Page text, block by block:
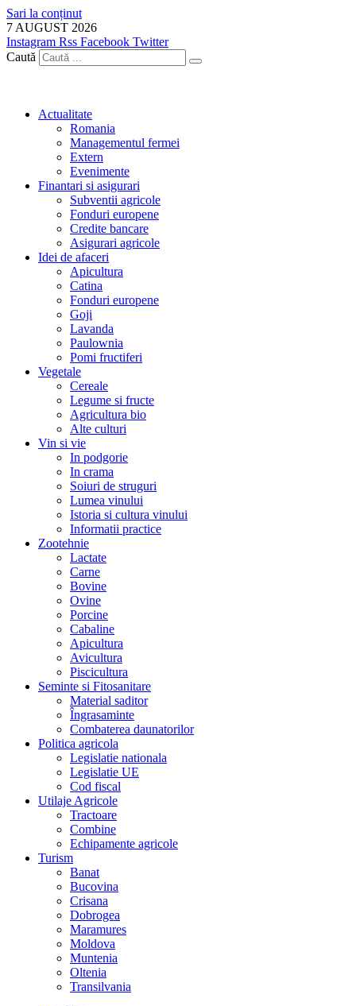
Sari la conținut
7 AUGUST 2026
Instagram Rss Facebook Twitter
Caută
Actualitate
Romania
Managementul fermei
Extern
Evenimente
Finantari si asigurari
Subventii agricole
Fonduri europene
Credite bancare
Asigurari agricole
Idei de afaceri
Apicultura
Catina
Fonduri europene
Goji
Lavanda
Paulownia
Pomi fructiferi
Vegetale
Cereale
Legume si fructe
Agricultura bio
Alte culturi
Vin si vie
In podgorie
In crama
Soiuri de struguri
Lumea vinului
Istoria si cultura vinului
Informatii practice
Zootehnie
Lactate
Carne
Bovine
Ovine
Porcine
Cabaline
Apicultura
Avicultura
Piscicultura
Seminte si Fitosanitare
Material saditor
Îngrasaminte
Combaterea daunatorilor
Politica agricola
Legislatie nationala
Legislatie UE
Cod fiscal
Utilaje Agricole
Tractoare
Combine
Echipamente agricole
Turism
Banat
Bucovina
Crisana
Dobrogea
Maramures
Moldova
Muntenia
Oltenia
Transilvania